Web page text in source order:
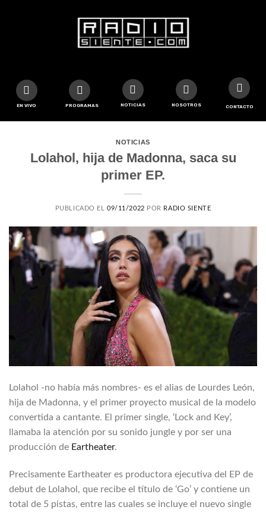
EN VIVO PROGRAMAS NOTICIAS NOSOTROS CONTACTO
NOTICIAS
Lolahol, hija de Madonna, saca su
primer EP.
PUBLICADO EL09/11/2022 POR RADIO SIENTE
Lolahol -no había más nombres- es el alias de Lourdes León,
hija de Madonna, y el primer proyecto musical de la modelo
convertida a cantante. El primer single, ‘Lock and Key’,
llamaba la atención por su sonido jungle y por ser una
producción de Eartheater.
Precisamente Eartheater es productora ejecutiva del EP de
debut de Lolahol, que recibe el título de ‘Go’ y contiene un
total de 5 pistas, entre las cuales se incluye el nuevo single